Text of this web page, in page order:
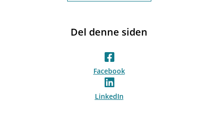
Del denne siden
Facebook
LinkedIn